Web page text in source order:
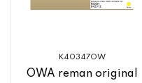
K40347OW
OWA reman original